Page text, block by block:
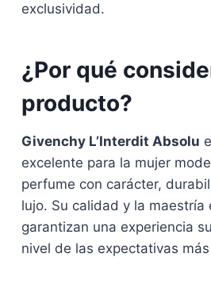
exclusividad.
¿Por qué
producto?
Givenchy L’Interdit Absolu
excelente para la mujer
perfume con carácter,
lujo. Su calidad y la maestría
garantizan una experiencia
nivel de las expectativas